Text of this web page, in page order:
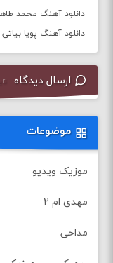
دانلود آهنگ محمد
دانلود آهنگ پویا
ارسال دیدگاه تایید
موضوعات
موزیک ویدیو
مهدی ام ۲
مداحی